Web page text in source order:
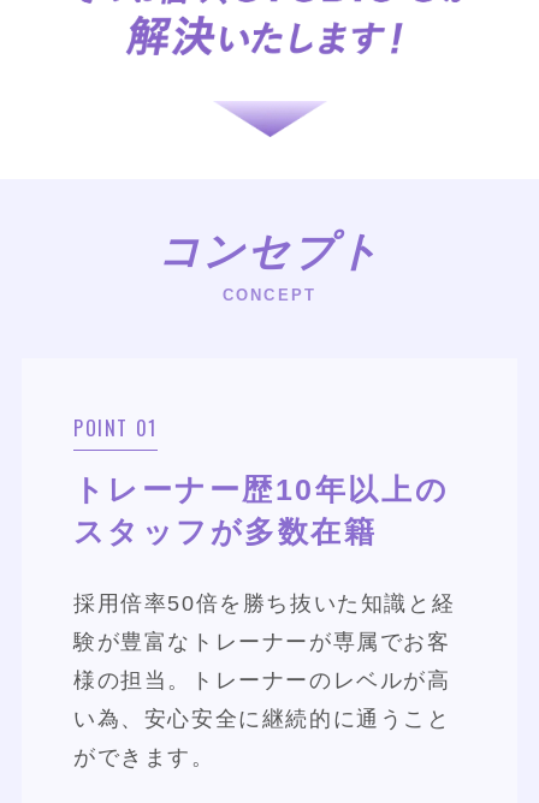
コンセプト
CONCEPT
POINT 01
トレーナー歴10年以上の
スタッフが多数在籍
採用倍率50倍を勝ち抜いた知識と経
験が豊富なトレーナーが専属でお客
様の担当。トレーナーのレベルが高
い為、安心安全に継続的に通うこと
ができます。